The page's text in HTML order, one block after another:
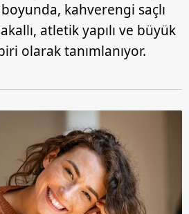
kahverengi saçlı
atletik yapılı ve büyük
olarak tanımlanıyor.